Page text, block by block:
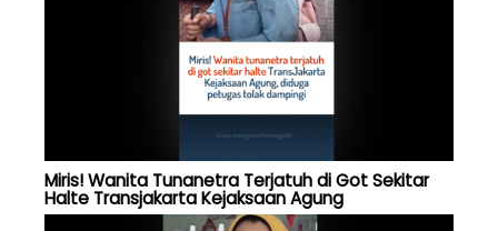
Miris! Wanita Tunanetra Terjatuh di Got Sekitar
Halte Transjakarta Kejaksaan Agung